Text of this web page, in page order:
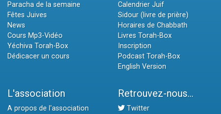
Paracha de la semaine
Fêtes Juives
News
Cours Mp3-Vidéo
Yéchiva Torah-Box
Dédicacer un cours
Calendrier Juif
Sidour (livre de prière)
Horaires de Chabbath
Livres Torah-Box
Inscription
Podcast Torah-Box
English Version
L'association
A propos de l'association
Retrouvez-nous...
Twitter